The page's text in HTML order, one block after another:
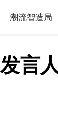
潮流智造局
言